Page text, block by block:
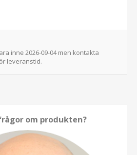
inne 2026-09-04 men kontakta
leveranstid.
om produkten?